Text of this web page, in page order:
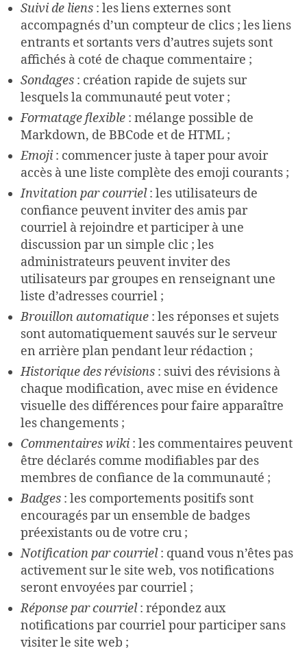
Suivi de liens : les liens externes sont
accompagnés d’un compteur de clics ; les liens
entrants et sortants vers d’autres sujets sont
affichés à coté de chaque commentaire ;
Sondages : création rapide de sujets sur
lesquels la communauté peut voter ;
Formatage flexible : mélange possible de
Markdown, de BBCode et de HTML ;
Emoji : commencer juste à taper pour avoir
accès à une liste complète des emoji courants ;
Invitation par courriel: les utilisateurs de
confiance peuvent inviter des amis par
courriel à rejoindre et participer à une
discussion par un simple clic ; les
administrateurs peuvent inviter des
utilisateurs par groupes en renseignant une
liste d’adresses courriel ;
Brouillon automatique : les réponses et sujets
sont automatiquement sauvés sur le serveur
en arrière plan pendant leur rédaction ;
Historique des révisions : suivi des révisions à
chaque modification, avec mise en évidence
visuelle des différences pour faire apparaître
les changements ;
Commentaires wiki : les commentaires peuvent
être déclarés comme modifiables par des
membres de confiance de la communauté ;
Badges : les comportements positifs sont
encouragés par un ensemble de badges
préexistants ou de votre cru ;
Notification par courriel: quand vous n’êtes pas
activement sur le site web, vos notifications
seront envoyées par courriel ;
Réponse par courriel: répondez aux
notifications par courriel pour participer sans
visiter le site web ;